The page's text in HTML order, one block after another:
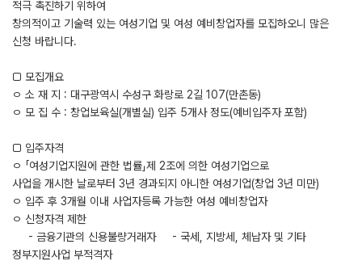
적극 촉진하기 위하여
창의적이고 기술력 있는 여성기업 및 여성 예비창업자를 모집하오니 많은
신청 바랍니다.
□ 모집개요
ㅇ 소 재 지 : 대구광역시 수성구 화랑로 2길 107(만촌동)
ㅇ 모 집 수 : 창업보육실(개별실) 입주 5개사 정도(예비입주자 포함)
□ 입주자격
ㅇ 「여성기업지원에 관한 법률」제 2조에 의한 여성기업으로
사업을 개시한 날로부터 3년 경과되지 아니한 여성기업(창업 3년 미만)
ㅇ 입주 후 3개월 이내 사업자등록 가능한 여성 예비창업자
ㅇ 신청자격 제한
- 금융기관의 신용불량거래자 - 국세, 지방세, 체납자 및 기타
정부지원사업 부적격자